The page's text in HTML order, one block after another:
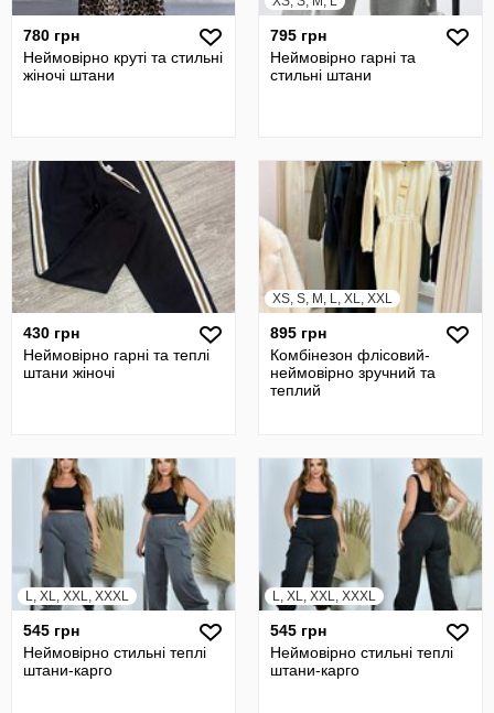
780 грн
Неймовірно круті та стильні
жіночі штани
795 грн
Неймовірно гарні та
стильні штани
430 грн
Неймовірно гарні та теплі
штани жіночі
XS, S, M, L, XL, XXL
895 грн
Комбінезон флісовий-
неймовірно зручний та
теплий
L, XL, XXL, XXXL
545 грн
Неймовірно стильні теплі
штани-карго
L, XL, XXL, XXXL
545 грн
Неймовірно стильні теплі
штани-карго